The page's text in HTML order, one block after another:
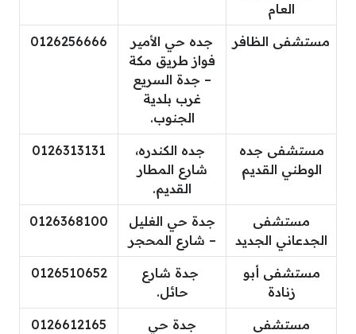
العام
مستشفى الظافر
جده حي الأمير
فواز طريق مكة
– جدة السريع
غرب بلدية
الجنوب.
0126256666
مستشفى جده
الوطني القديم
جده الكندره،
شارع المطار
القديم.
0126313131
مستشفى
الجدعاني الجديد
جدة حي الغليل
– شارع المحجر
0126368100
مستشفى أبو
زنادة
جدة شارع
حائل.
0126510652
مستشفى
جدة حي
0126612165